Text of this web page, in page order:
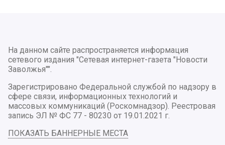
На данном сайте распространяется информация
сетевого издания "Сетевая интернет-газета "Новости
Заволжья"".
Зарегистрировано Федеральной службой по надзору в
сфере связи, информационных технологий и
массовых коммуникаций (Роскомнадзор). Реестровая
запись ЭЛ № ФС 77 - 80230 от 19.01.2021 г.
ПОКАЗАТЬ БАННЕРНЫЕ МЕСТА